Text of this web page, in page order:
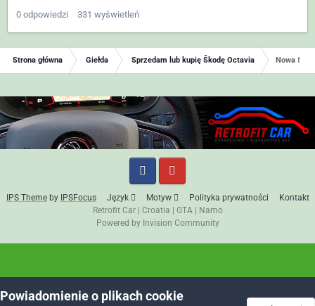
0 odpowiedzi 331 wyświetleń
Strona główna Giełda Sprzedam lub kupię Škodę Octavia Nowa
IPS Themeby IPSFocus Język Motyw Polityka prywatności
Kontakt
Retrofit Car| Croatia | GTA | Namo
Powered by Invision Community
Powiadomienie o plikach cookie